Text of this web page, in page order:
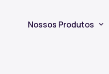
Nossos Produtos